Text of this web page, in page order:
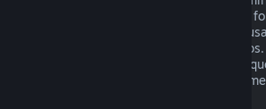
compra de títulos en Steam, no como una
juegos gratis. Si nos parece que estás
reembolsos, podemos dejar de
abuso solicitar un reembolso de un título
antes de unas rebajas si luego